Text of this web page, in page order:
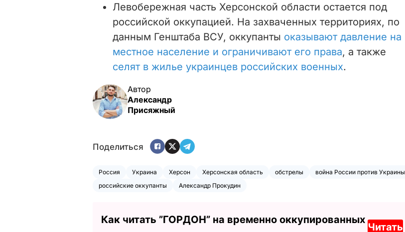
Левобережная часть Херсонской области остается под
российской оккупацией. На захваченных территориях, по
данным Генштаба ВСУ, оккупанты оказывают давление на
местное население и ограничивают его права, а также
селят в жилье украинцев российских военных.
Автор
Александр
Присяжный
Поделиться
Россия Украина Херсон Херсонская область обстрелы
война России против Украины
российские оккупанты
Александр Прокудин
Как читать ”ГОРДОН” на временно оккупированных
Читать